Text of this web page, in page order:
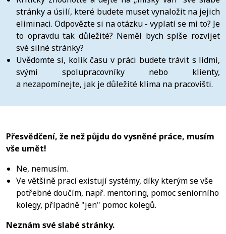
stránky a úsilí, které budete muset vynaložit na jejich
eliminaci. Odpovězte si na otázku - vyplatí se mi to? Je
to opravdu tak důležité? Neměl bych spíše rozvíjet
své silné stránky?
Uvědomte si, kolik času v práci budete trávit s lidmi,
svými spolupracovníky nebo klienty,
a nezapomínejte, jak je důležité klima na pracovišti.
Přesvědčení, že než půjdu do vysněné práce, musím
vše umět!
Ne, nemusím.
Ve většině prací existují systémy, díky kterým se vše
potřebné doučím, např. mentoring, pomoc seniorního
kolegy, případně "jen" pomoc kolegů.
Neznám své slabé stránky.